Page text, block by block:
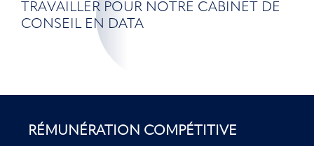
TRAVAILLER POUR NOTRE CABINET DE
CONSEIL EN DATA
RÉMUNÉRATION COMPÉTITIVE